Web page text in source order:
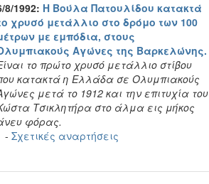
8/1992: Η Βούλα Πατουλίδου κατακτά
χρυσό μετάλλιο στο δρόμο των 100
με εμπόδια, στους
Αγώνες της Βαρκελώνης.
το πρώτο χρυσό μετάλλιο στίβου
κατακτά η Ελλάδα σε Ολυμπιακούς
μετά το 1912 και την επιτυχία του
Τσικλητήρα στο άλμα εις μήκος
φόρας.
- Σχετικές αναρτήσεις